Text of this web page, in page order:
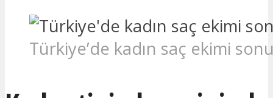
Türkiye’de kadın saç ekimi